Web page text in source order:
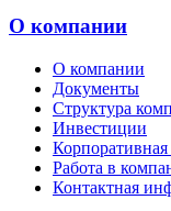
О компании
О компании
Документы
Структура
Инвестиции
Корпоративная
Работа в
Контактная